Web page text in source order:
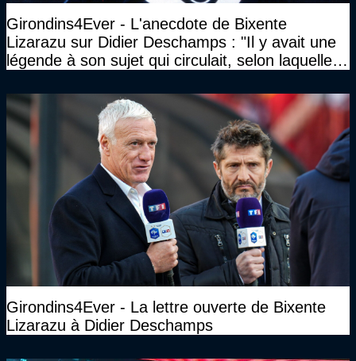
Girondins4Ever - L'anecdote de Bixente
Lizarazu sur Didier Deschamps : "Il y avait une
légende à son sujet qui circulait, selon laquelle il
Girondins4Ever - La lettre ouverte de Bixente
Lizarazu à Didier Deschamps